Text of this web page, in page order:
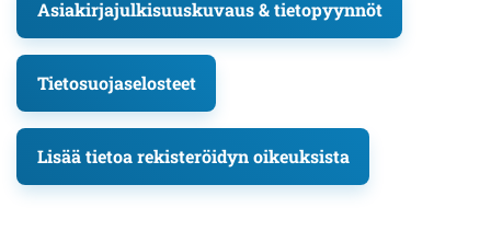
Asiakirjajulkisuuskuvaus & tietopyynnöt
Tietosuojaselosteet
Lisää tietoa rekisteröidyn oikeuksista